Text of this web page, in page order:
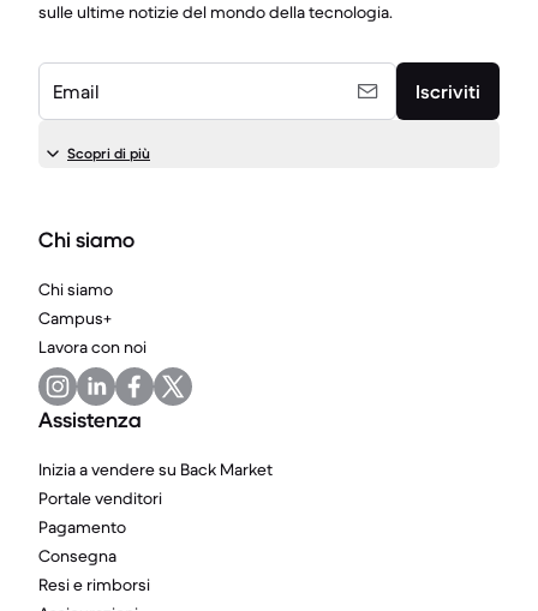
sulle ultime notizie del mondo della tecnologia.
Email Iscriviti
Scopri di più
Chi siamo
Chi siamo
Campus+
Lavora con noi
Assistenza
Inizia a vendere su Back Market
Portale venditori
Pagamento
Consegna
Resi e rimborsi